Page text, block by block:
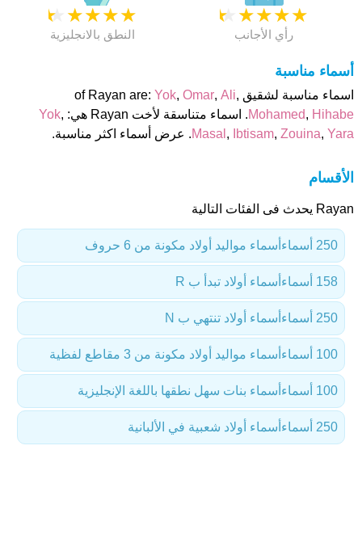
★
★
★
★
★
النطق بالانجليزية
★
★
★
★
★
رأي الأجانب
أسماء مناسبة
اسماء مناسبة لشقيق of Rayan are: Yok, Omar, Ali,
Mohamed, Hihabe . اسماء متناسقة لأخت Rayan هي: Yok,
Masal , Ibtisam, Zouina, Yara . عرض أسماء اكثر مناسبة.
الأقسام
Rayan يحدث فى الفئات التالية
أسماء مواليد أولاد مكونة من 6 حروف 250 أسماء
أسماء أولاد تبدأ ب R 158 أسماء
أسماء أولاد تنتهي ب N 250 أسماء
أسماء مواليد أولاد مكونة من 3 مقاطع لفظية 100 أسماء
أسماء بنات سهل نطقها باللغة الإنجليزية 100 أسماء
أسماء أولاد شعبية في الألبانية 250 أسماء